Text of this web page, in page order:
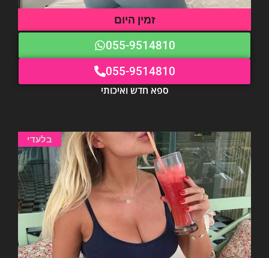
זמין היום
055-9514810
055-9514810
ספא חדש ואיכותי
בלעדי